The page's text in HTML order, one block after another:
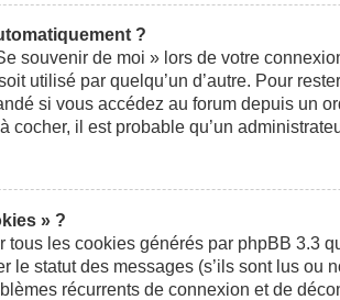
?
souvenir de moi » lors de votre
utilisé par quelqu’un d’autre. Pour
si vous accédez au forum depuis un
cocher, il est probable qu’un
» ?
tous les cookies générés par phpBB
le statut des messages (s’ils sont lus
récurrents de connexion et de